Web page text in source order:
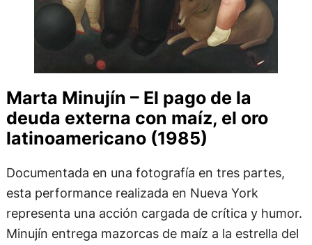
Marta Minujín – El pago de la
deuda externa con maíz, el oro
latinoamericano (1985)
Documentada en una fotografía en tres partes,
esta performance realizada en Nueva York
representa una acción cargada de crítica y humor.
Minujín entrega mazorcas de maíz a la estrella del